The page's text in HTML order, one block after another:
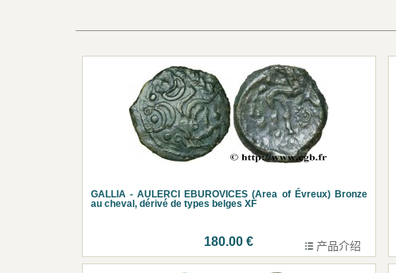
GALLIA - AULERCI EBUROVICES (Area of Évreux) Bronze
au cheval, dérivé de types belges XF
180.00 € 产品介绍